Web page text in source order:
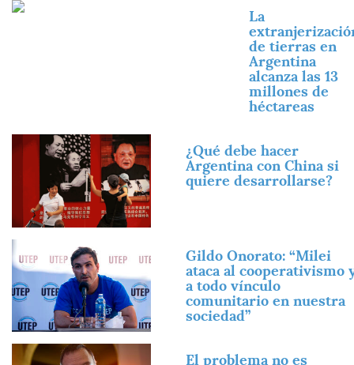
Imagen
La
de tierras en
Argentina
alcanza las 13
millones de
héctareas
Imagen
¿Qué debe hacer
Argentina con China si
quiere desarrollarse?
Gildo Onorato: “Milei
ataca al cooperativismo
a todo vínculo
comunitario en nuestra
sociedad”
Imagen
El problema no es